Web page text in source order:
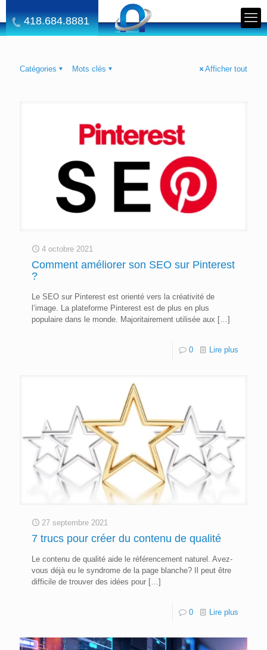
418.684.8881
Catégories Mots clés Afficher tout
4 octobre 2021
Comment améliorer son SEO sur Pinterest
?
Le SEO sur Pinterest est orienté vers la créativité de
l’image. La plateforme Pinterest est de plus en plus
populaire dans le monde. Majoritairement utilisée aux […]
0 Lire plus
27 septembre 2021
7 trucs pour créer du contenu de qualité
Le contenu de qualité aide le référencement naturel. Avez-
vous déjà eu le syndrome de la page blanche? Il peut être
difficile de trouver des idées pour […]
0 Lire plus